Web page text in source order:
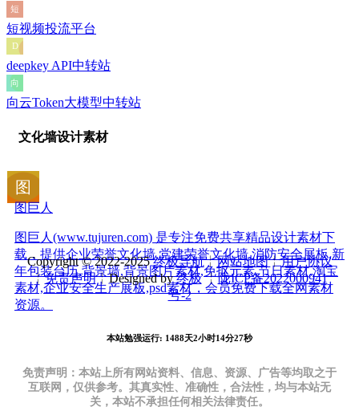
短视频投流平台
deepkey API中转站
向云Token大模型中转站
文化墙设计素材
图巨人
图巨人(www.tujuren.com) 是专注免费共享精品设计素材下
载，提供企业荣誉文化墙,党建荣誉文化墙,消防安全展板,新
年包装台历,背景墙,背景图片素材,免抠元素,节日素材,淘宝
素材,企业安全生产展板,psd素材，会员免费下载全网素材
资源。
Copyright © 2022-2025终极导航╎网站地图╎用户协议
╎免责声明╎Designed by终极╎陇ICP备2022000941
号-2
本站勉强运行: 1488天2小时14分27秒
免责声明：本站上所有网站资料、信息、资源、广告等均取之于
互联网，仅供参考。其真实性、准确性，合法性，均与本站无
关，本站不承担任何相关法律责任。